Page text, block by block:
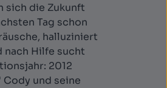
sich die Zukunft
Tag schon
halluziniert
nach Hilfe sucht
2012
Cody und seine